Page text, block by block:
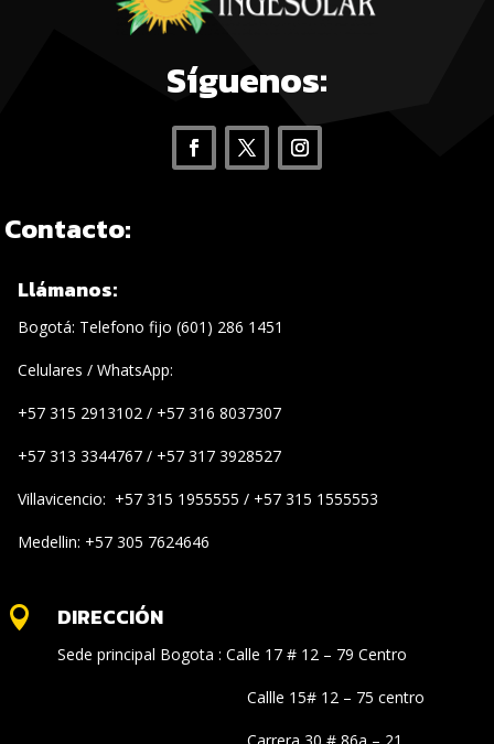
Síguenos:
Contacto:
Llámanos:
Bogotá: Telefono fijo (601) 286 1451
Celulares / WhatsApp:
+57 315 2913102 / +57 316 8037307
+57 313 3344767 / +57 317 3928527
Villavicencio: +57 315 1955555 / +57 315 1555553
Medellin: +57 305 7624646
 DIRECCIÓN
Sede principal Bogota : Calle 17 # 12 – 79 Centro
Callle 15# 12 – 75 centro